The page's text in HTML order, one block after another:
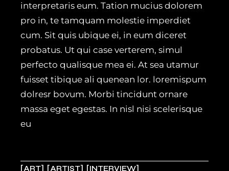
interpretaris eum. Tation mucius dolorem
pro in, te tamquam molestie imperdiet
cum. Sit quis ubique ei, in eum diceret
probatus. Ut qui case verterem, simul
perfecto qualisque mea ei. At sea utamur
fuisset tibique ali quenean lor. loremispum
dolresr bovum. Morbi tincidunt ornare
massa eget egestas. In nisl nisi scelerisque
eu
ART ARTIST INTERVIEW